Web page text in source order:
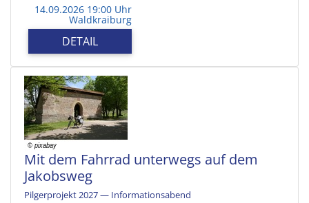
14.09.2026 19:00 Uhr
Waldkraiburg
DETAIL
Mit dem Fahrrad unterwegs auf dem
Jakobsweg
Pilgerprojekt 2027 — Informationsabend